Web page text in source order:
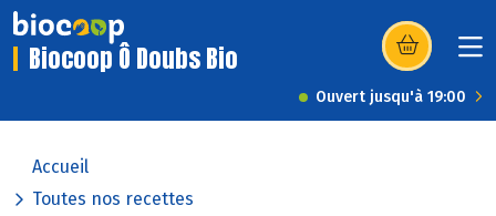
Biocoop Ô Doubs Bio (s’ouvre dans
Ouvert jusqu'à 19:00
Accueil
Toutes nos recettes